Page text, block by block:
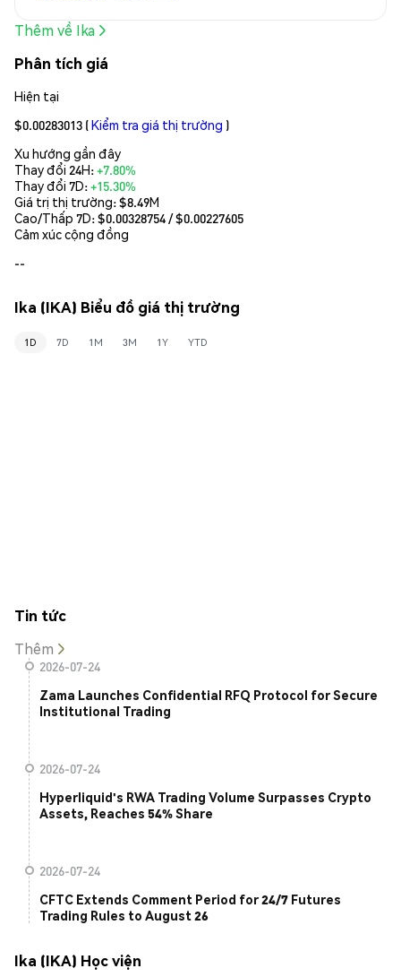
Thêm về Ika
Phân tích giá
Hiện tại
$0.00283013 (Kiểm tra giá thị trường )
Xu hướng gần đây
Thay đổi 24H:+7.80%
Thay đổi 7D:+15.30%
Giá trị thị trường:$8.49M
Cao/Thấp 7D: $0.00328754/ $0.00227605
Cảm xúc cộng đồng
--
Ika (IKA) Biểu đồ giá thị trường
1D 7D 1M 3M 1Y YTD
Tin tức
Thêm
2026-07-24
Zama Launches Confidential RFQ Protocol for Secure
Institutional Trading
2026-07-24
Hyperliquid's RWA Trading Volume Surpasses Crypto
Assets, Reaches 54% Share
2026-07-24
CFTC Extends Comment Period for 24/7 Futures
Trading Rules to August 26
Ika (IKA) Học viện